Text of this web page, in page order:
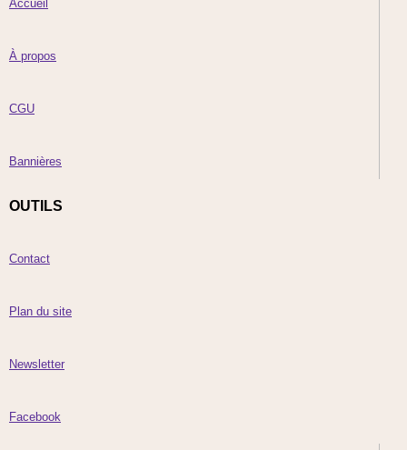
Accueil
À propos
CGU
Bannières
OUTILS
Contact
Plan du site
Newsletter
Facebook